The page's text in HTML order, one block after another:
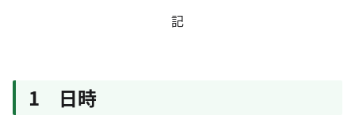
記
1 日時